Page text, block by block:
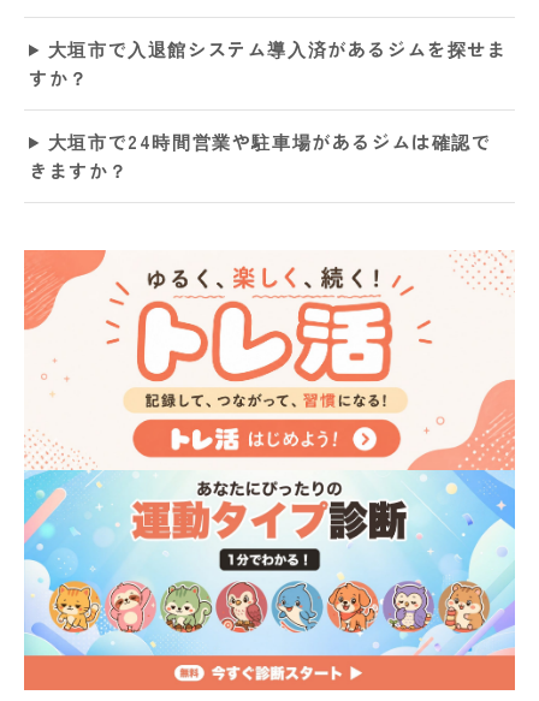
大垣市で入退館システム導入済があるジムを探せま
すか？
大垣市で24時間営業や駐車場があるジムは確認で
きますか？